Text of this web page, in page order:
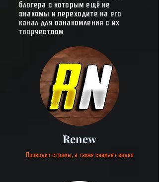
блогера с которым ещё не
знакомы и переходите на его
канал для ознакомления с их
творчеством
Renew
Проводит стримы, а также снимает видео